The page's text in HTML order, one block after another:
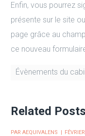
Enfin, vous pourrez
présente sur le site
page grâce au
ce nouveau
Évènements du
Related Posts
PARAEQUIVALENS